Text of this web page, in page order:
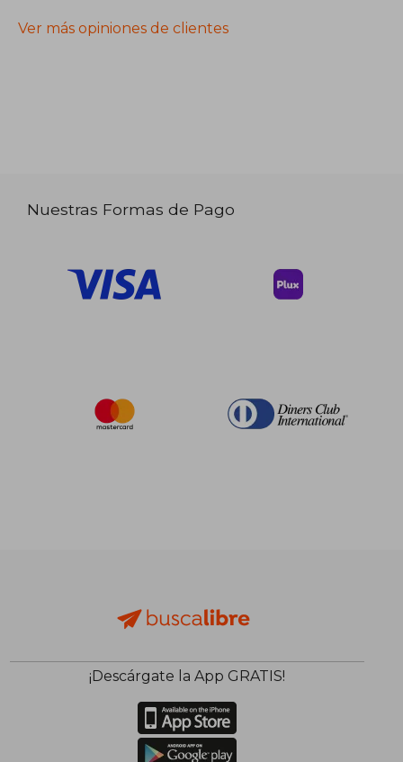
Ver más opiniones de clientes
Nuestras Formas de Pago
¡Descárgate la App GRATIS!